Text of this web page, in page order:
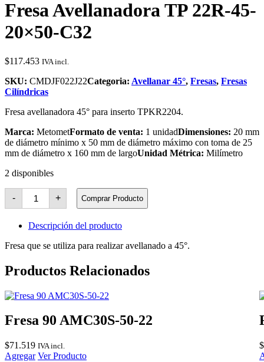
Fresa Avellanadora TP 22R-45-
20×50-C32
$117.453 IVA incl.
SKU: CMDJF022J22Categoria: Avellanar 45°, Fresas, Fresas
Cilíndricas
Fresa avellanadora 45° para inserto TPKR2204.
Marca: MetometFormato de venta: 1 unidadDimensiones: 20 mm
de diámetro mínimo x 50 mm de diámetro máximo con toma de 25
mm de diámetro x 160 mm de largoUnidad Métrica: Milímetro
2 disponibles
-
Fresa
Avellanadora
TP
22R-
45-
C32
+ Comprar Producto
Descripción del producto
Fresa que se utiliza para realizar avellanado a 45°.
Productos Relacionados
Fresa 90 AMC30S-50-22
$71.519 IVA incl.
Agregar Ver Producto
$